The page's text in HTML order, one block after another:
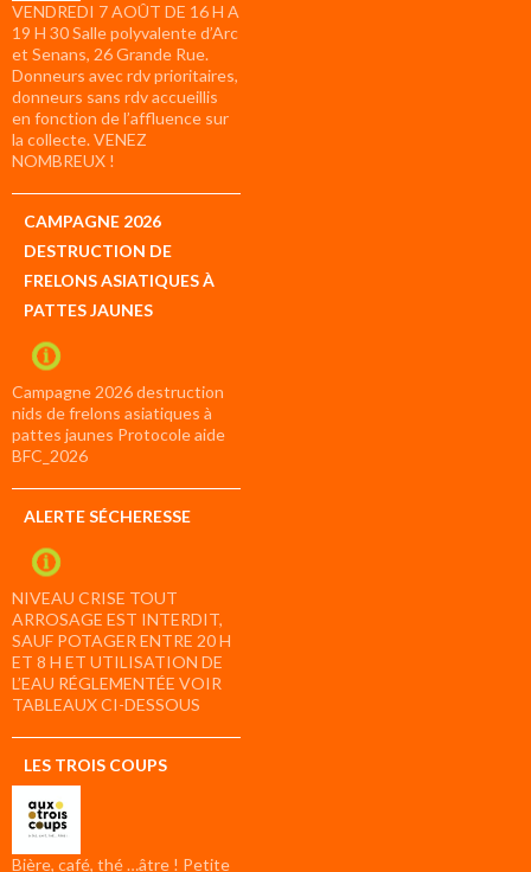
VENDREDI 7 AOÛT DE 16 H A
19 H 30 Salle polyvalente d’Arc
et Senans, 26 Grande Rue.
Donneurs avec rdv prioritaires,
donneurs sans rdv accueillis
en fonction de l’affluence sur
la collecte. VENEZ
NOMBREUX !
CAMPAGNE 2026
DESTRUCTION DE
FRELONS ASIATIQUES À
PATTES JAUNES
Campagne 2026 destruction
nids de frelons asiatiques à
pattes jaunes Protocole aide
BFC_2026
ALERTE SÉCHERESSE
NIVEAU CRISE TOUT
ARROSAGE EST INTERDIT,
SAUF POTAGER ENTRE 20 H
ET 8 H ET UTILISATION DE
L’EAU RÉGLEMENTÉE VOIR
TABLEAUX CI-DESSOUS
LES TROIS COUPS
Bière, café, thé …âtre ! Petite